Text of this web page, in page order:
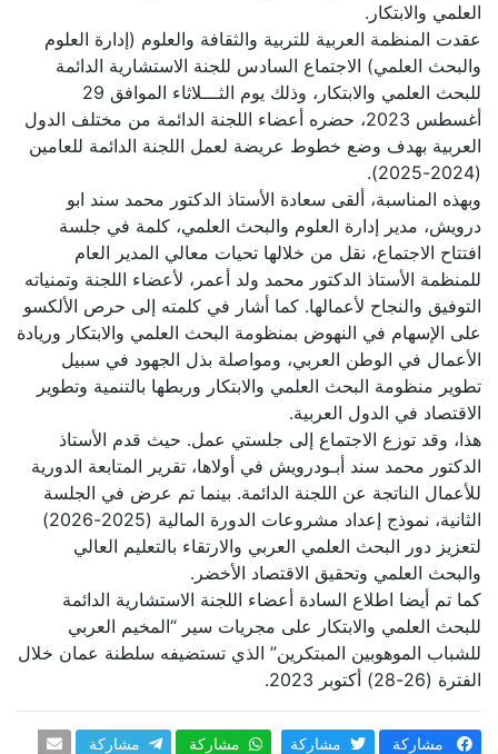
العلمي والابتكار.
عقدت المنظمة العربية للتربية والثقافة والعلوم (إدارة العلوم
والبحث العلمي) الاجتماع السادس للجنة الاستشارية الدائمة
للبحث العلمي والابتكار، وذلك يوم الثـــلاثاء الموافق 29
أغسطس 2023، حضره أعضاء اللجنة الدائمة من مختلف الدول
العربية بهدف وضع خطوط عريضة لعمل اللجنة الدائمة للعامين
(2024-2025).
وبهذه المناسبة، ألقى سعادة الأستاذ الدكتور محمد سند ابو
درويش، مدير إدارة العلوم والبحث العلمي، كلمة في جلسة
افتتاح الاجتماع، نقل من خلالها تحيات معالي المدير العام
للمنظمة الأستاذ الدكتور محمد ولد أعمر، لأعضاء اللجنة وتمنياته
التوفيق والنجاح لأعمالها. كما أشار في كلمته إلى حرص الألكسو
على الإسهام في النهوض بمنظومة البحث العلمي والابتكار وريادة
الأعمال في الوطن العربي، ومواصلة بذل الجهود في سبيل
تطوير منظومة البحث العلمي والابتكار وربطها بالتنمية وتطوير
الاقتصاد في الدول العربية.
هذا، وقد توزع الاجتماع إلى جلستي عمل. حيث قدم الأستاذ
الدكتور محمد سند أبـودرويش في أولاها، تقرير المتابعة الدورية
للأعمال الناتجة عن اللجنة الدائمة. بينما تم عرض في الجلسة
الثانية، نموذج إعداد مشروعات الدورة المالية (2025-2026)
لتعزيز دور البحث العلمي العربي والارتقاء بالتعليم العالي
والبحث العلمي وتحقيق الاقتصاد الأخضر.
كما تم أيضا اطلاع السادة أعضاء اللجنة الاستشارية الدائمة
للبحث العلمي والابتكار على مجريات سير “المخيم العربي
للشباب الموهوبين المبتكرين” الذي تستضيفه سلطنة عمان خلال
الفترة (26-28) أكتوبر 2023.
مشاركة مشاركة مشاركة
مشاركة